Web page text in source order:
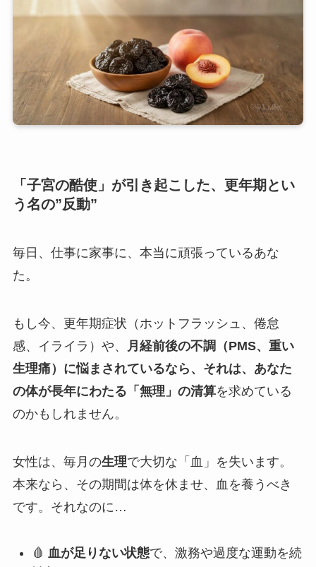
「子宮の酷使」が引き起こした、更年期とい
う名の”反動”
毎日、仕事に家事に、本当に頑張っているあな
た。
もし今、更年期症状（ホットフラッシュ、倦怠
感、イライラ）や、
月経前後の不調（PMS、重い
生理痛）に悩まされているなら、それは、あなた
の体が長年にわたる「無理」の清算を求めている
のかもしれません。
女性は、毎月の生理で大切な「血」を失います。
本来なら、その期間は体を休ませ、血を養うべき
です。それなのに…
🩸 血が足りない状態で、激務や過度な運動を続